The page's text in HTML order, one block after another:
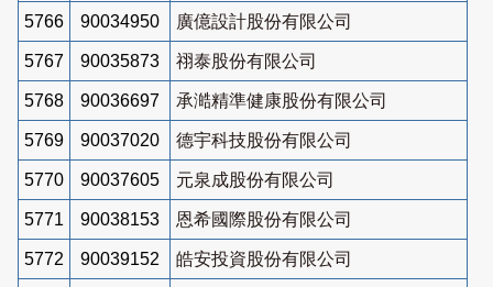
5766 90034950 廣億設計股份有限公司
5767 90035873 祤泰股份有限公司
5768 90036697 承澔精準健康股份有限公司
5769 90037020 德宇科技股份有限公司
5770 90037605 元泉成股份有限公司
5771 90038153 恩希國際股份有限公司
5772 90039152 皓安投資股份有限公司